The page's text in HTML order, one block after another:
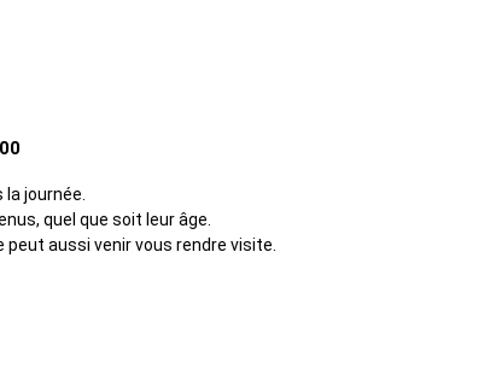
journée.
quel que soit leur âge.
aussi venir vous rendre visite.